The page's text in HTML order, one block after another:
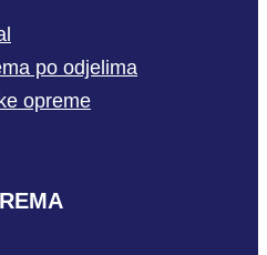
po odjelima
opreme